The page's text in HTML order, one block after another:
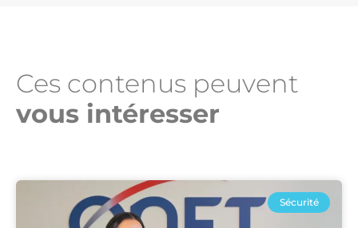
Ces contenus peuvent
vous intéresser​
Sécurité